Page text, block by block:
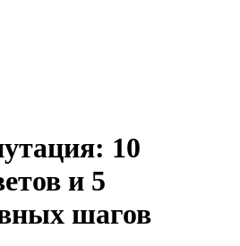
10
и 5
шагов